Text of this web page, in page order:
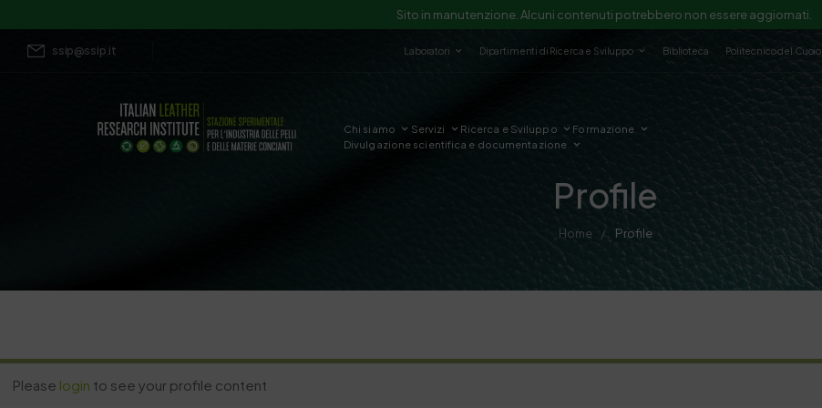
Sito in manutenzione. Alcuni contenuti potrebbero non essere aggiornati.
ssip@ssip.it Laboratori Dipartimenti di Ricerca e Sviluppo Biblioteca Politecnico del Cuoio
Chi siamo Servizi Ricerca e Sviluppo
Formazione
Divulgazione scientifica e documentazione
Profile
Home / Profile
Please login to see your profile content